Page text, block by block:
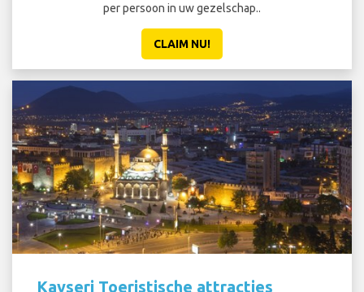
per persoon in uw gezelschap..
CLAIM NU!
Kayseri Toeristische attracties